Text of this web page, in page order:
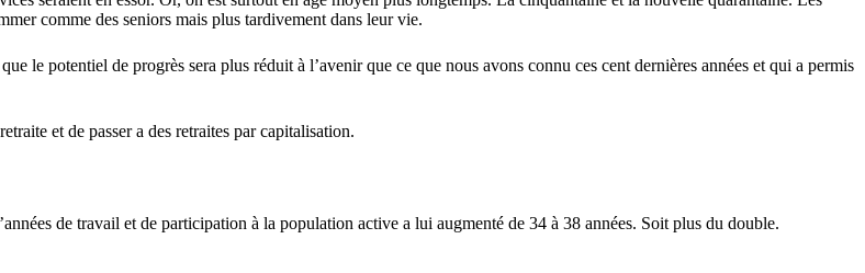
comme des seniors mais plus tardivement dans leur vie.
le potentiel de progrès sera plus réduit à l’avenir que ce que nous avons connu ces cent dernières années et qui a permis
et de passer a des retraites par capitalisation.
de travail et de participation à la population active a lui augmenté de 34 à 38 années. Soit plus du double.